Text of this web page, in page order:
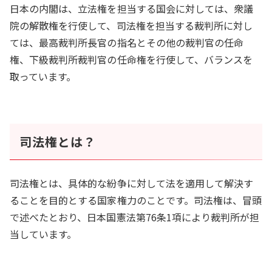
日本の内閣は、立法権を担当する国会に対しては、衆議
院の解散権を行使して、司法権を担当する裁判所に対し
ては、最高裁判所長官の指名とその他の裁判官の任命
権、下級裁判所裁判官の任命権を行使して、バランスを
取っています。
司法権とは？
司法権とは、具体的な紛争に対して法を適用して解決す
ることを目的とする国家権力のことです。司法権は、冒頭
で述べたとおり、日本国憲法第76条1項により裁判所が担
当しています。